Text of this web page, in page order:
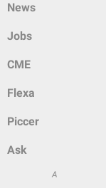
News
Jobs
CME
Flexa
Piccer
Ask
A